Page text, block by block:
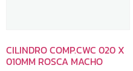
CILINDRO COMP.CWC 020 X
010MM ROSCA MACHO